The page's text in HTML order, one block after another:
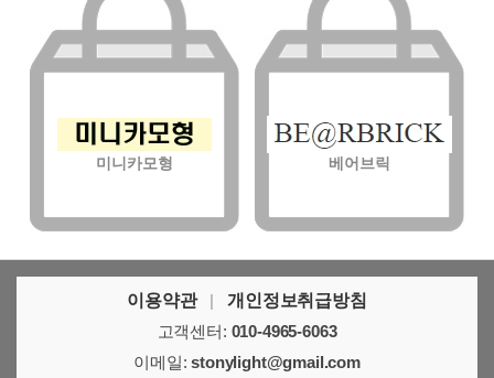
미니카모형 베어브릭
이용약관 |
개인정보취급방침
고객센터: 010-4965-6063
이메일:stonylight@gmail.com